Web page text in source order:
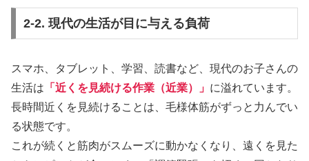
2-2. 現代の生活が目に与える負荷
スマホ、タブレット、学習、読書など、現代のお子さんの
生活は 「近くを見続ける作業（近業）」 に溢れています。
長時間近くを見続けることは、毛様体筋がずっと力んでい
る状態です。
これが続くと筋肉がスムーズに動かなくなり、遠くを見た